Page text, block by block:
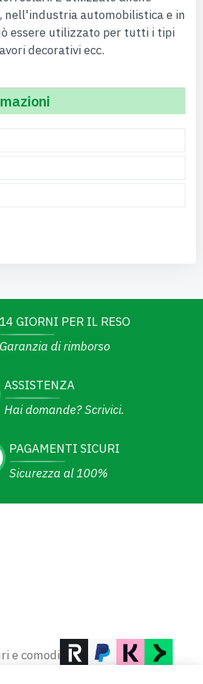
nell'industria automobilistica e in
essere utilizzato per tutti i tipi
decorativi ecc.
14 GIORNI PER IL RESO
Garanzia di rimborso
ASSISTENZA
Hai domande? Scrivici.
PAGAMENTI SICURI
Sicurezza al 100%
e comodi